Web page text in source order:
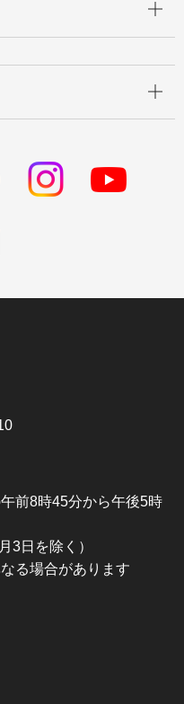
前8時45分から午後5時
3日を除く）
る場合があります